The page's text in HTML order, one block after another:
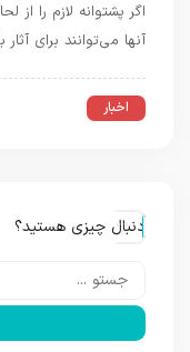
اگر پشتوانه لازم را از
آنها می‌توانند برای
اخبار
دنبال چیزی هستید؟